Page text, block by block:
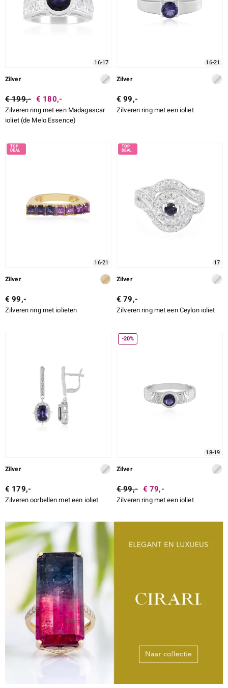
16-17
Zilver
€ 199,- € 180,-
Zilveren ring met een Madagascar
ioliet (de Melo Essence)
16-21
Zilver
€ 99,-
Zilveren ring met een ioliet
16-21
Zilver
€ 99,-
Zilveren ring met iolieten
17
Zilver
€ 79,-
Zilveren ring met een Ceylon ioliet
Zilver
€ 179,-
Zilveren oorbellen met een ioliet
-20%
18-19
Zilver
€ 99,- € 79,-
Zilveren ring met een ioliet